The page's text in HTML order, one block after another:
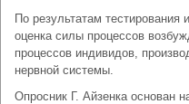
По результатам
оценка силы процессов
процессов индивидов,
нервной системы.
Опросник Г. Айзенка основан